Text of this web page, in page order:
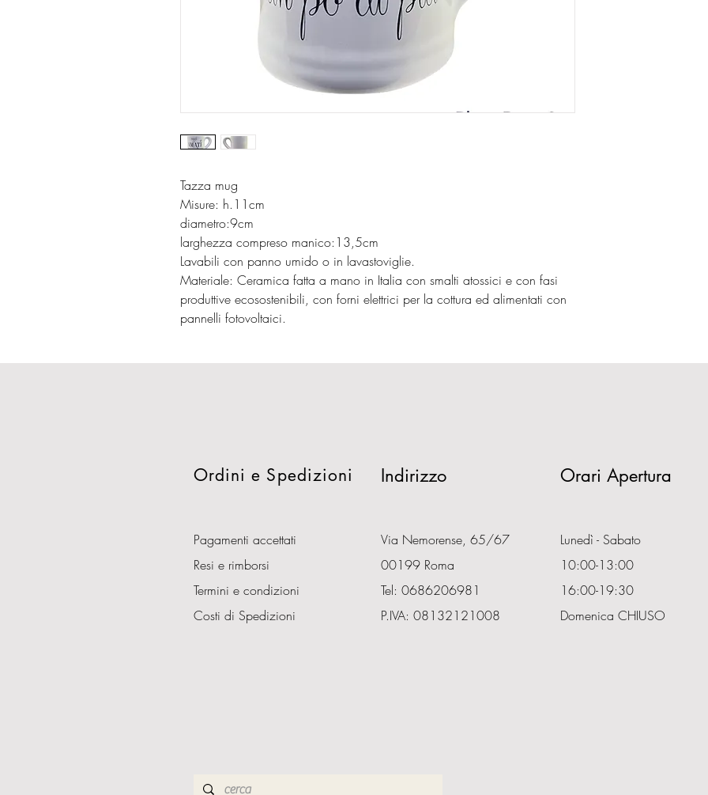
Tazza mug
Misure: h.11cm
diametro:9cm
larghezza compreso manico:13,5cm
Lavabili con panno umido o in lavastoviglie.
Materiale: Ceramica fatta a mano in Italia con smalti atossici e con fasi
produttive ecosostenibili, con forni elettrici per la cottura ed alimentati con
pannelli fotovoltaici.
Ordini e Spedizioni Indirizzo
Pagamenti accettati
Resi e rimborsi
Termini e condizioni
Costi di Spedizioni
Via Nemorense, 65/67
00199 Roma
Tel: 0686206981
P.IVA: 08132121008
Orari Apertura
Lunedì - Sabato
10:00-13:00
16:00-19:30
Domenica CHIUSO